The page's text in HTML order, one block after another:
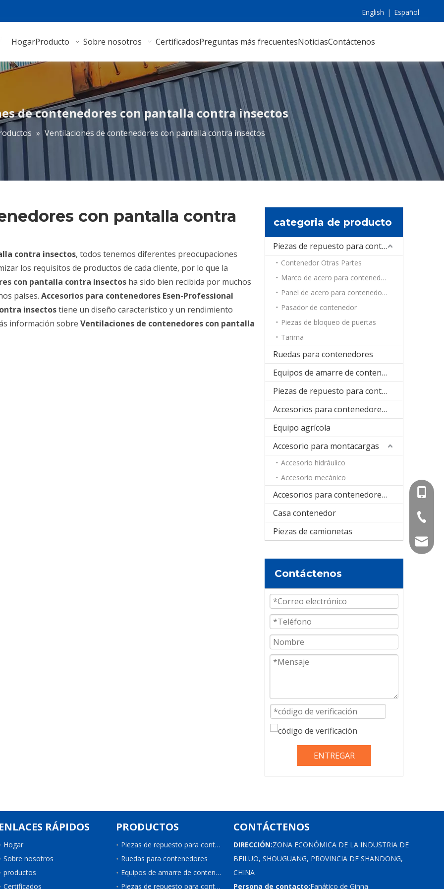
English | Español
HogarProducto Sobre nosotros CertificadosPreguntas más frecuentesNoticiasContáctenos
de contenedores con pantalla contra insectos
» Ventilaciones de contenedores con pantalla contra insectos
con pantalla contra
contra insectos, todos tenemos diferentes preocupaciones
los requisitos de productos de cada cliente, por lo que la
con pantalla contra insectos ha sido bien recibida por muchos
países. Accesorios para contenedores Esen-Professional
insectostiene un diseño característico y un rendimiento
información sobre Ventilaciones de contenedores con pantalla
categoria de producto
Piezas de repuesto para contenedores
Contenedor Otras Partes
Marco de acero para contenedores
Panel de acero para contenedores
Pasador de contenedor
Piezas de bloqueo de puertas
Tarima
Ruedas para contenedores
Equipos de amarre de contenedores
Piezas de repuesto para contenedores de refrigeración
Accesorios para contenedores plegables
Equipo agrícola
Accesorio para montacargas
Accesorio hidráulico
Accesorio mecánico
Accesorios para contenedores cisterna
Casa contenedor
Piezas de camionetas
Contáctenos
ENTREGAR
ENLACES RÁPIDOS
Hogar
Sobre nosotros
productos
Certificados
PRODUCTOS
Piezas de repuesto para contenedores
Ruedas para contenedores
Equipos de amarre de contenedores
Piezas de repuesto para contenedores de refrigeración
CONTÁCTENOS
DIRECCIÓN:ZONA ECONÓMICA DE LA INDUSTRIA DE
BEILUO, SHOUGUANG, PROVINCIA DE SHANDONG,
CHINA
Persona de contacto:Fanático de Ginna
+86-
+86-